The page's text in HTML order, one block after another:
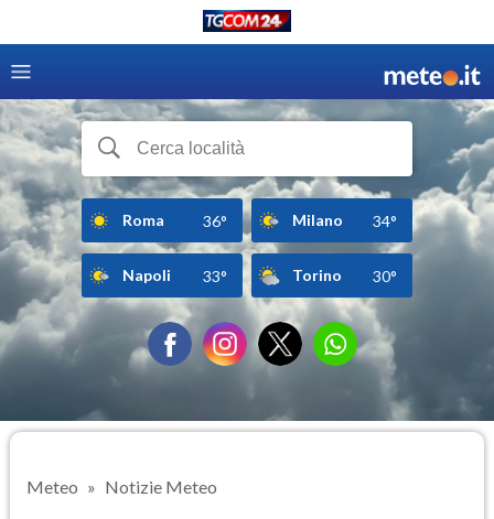
Roma 36° Milano 34°
Napoli 33° Torino 30°
Meteo Notizie Meteo